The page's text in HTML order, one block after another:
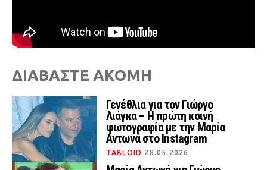
ΔΙΑΒΑΣΤΕ ΑΚΟΜΗ
Γενέθλια για τον Γιώργο
Λιάγκα – Η πρώτη κοινή
φωτογραφία με την Μαρία
Αντωνά στο Instagram
TABLOID 28.05.2026